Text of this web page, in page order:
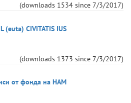
(downloads 1534 since 7/3/2017)
(euta) CIVITATIS IUS
(downloads 1373 since 7/3/2017)
от фонда на НАМ